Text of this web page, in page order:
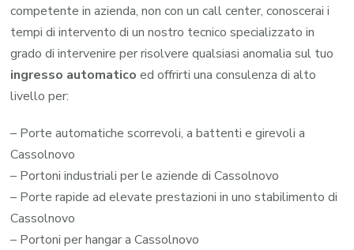
competente in azienda, non con un call center, conoscerai i
tempi di intervento di un nostro tecnico specializzato in
grado di intervenire per risolvere qualsiasi anomalia sul tuo
ingresso automatico ed offrirti una consulenza di alto
livello per:
– Porte automatiche scorrevoli, a battenti e girevoli a
Cassolnovo
– Portoni industriali per le aziende di Cassolnovo
– Porte rapide ad elevate prestazioni in uno stabilimento di
Cassolnovo
– Portoni per hangar a Cassolnovo